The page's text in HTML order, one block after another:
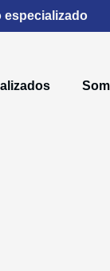
especializado